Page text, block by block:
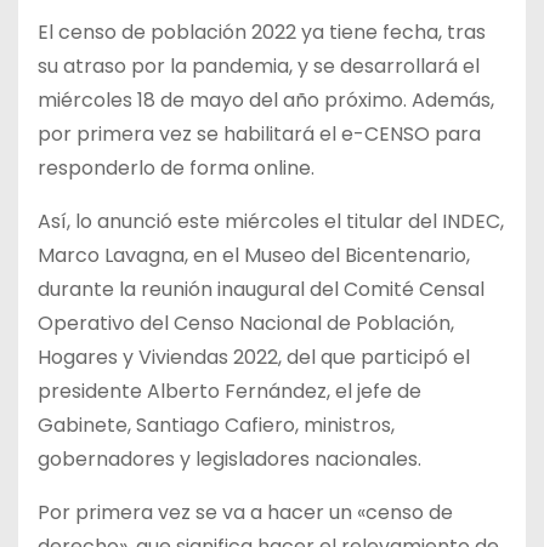
El censo de población 2022 ya tiene fecha, tras
su atraso por la pandemia, y se desarrollará el
miércoles 18 de mayo del año próximo. Además,
por primera vez se habilitará el e-CENSO para
responderlo de forma online.
Así, lo anunció este miércoles el titular del INDEC,
Marco Lavagna, en el Museo del Bicentenario,
durante la reunión inaugural del Comité Censal
Operativo del Censo Nacional de Población,
Hogares y Viviendas 2022, del que participó el
presidente Alberto Fernández, el jefe de
Gabinete, Santiago Cafiero, ministros,
gobernadores y legisladores nacionales.
Por primera vez se va a hacer un «censo de